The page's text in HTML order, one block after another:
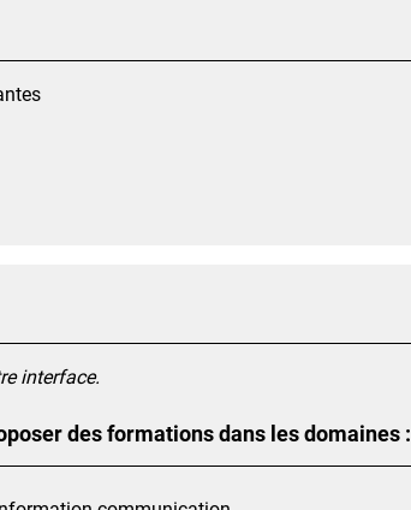
interface.
des formations dans les domaines :